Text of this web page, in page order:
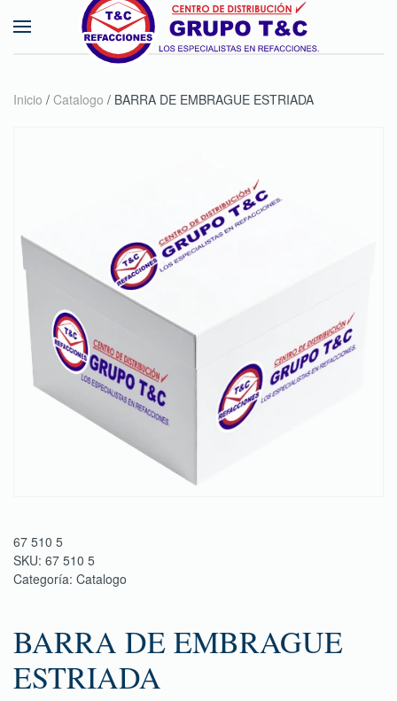
Skip to main content
Inicio / Catalogo / BARRA DE EMBRAGUE ESTRIADA
67 510 5
SKU: 67 510 5
Categoría: Catalogo
BARRA DE EMBRAGUE
ESTRIADA